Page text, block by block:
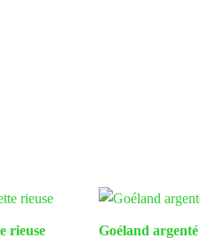
rieuse Goéland argenté